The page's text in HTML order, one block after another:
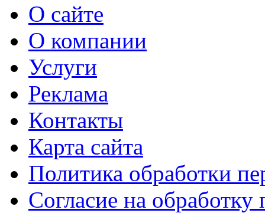
О сайте
О компании
Услуги
Реклама
Контакты
Карта сайта
Политика обработки
Согласие на